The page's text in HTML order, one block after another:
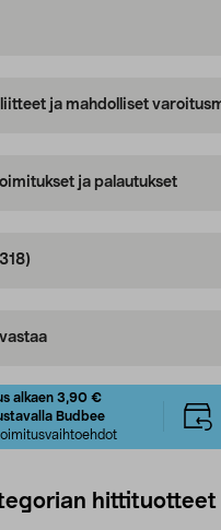
liitteet ja mahdolliset
ja palautukset
alkaen 3,90 €
Budbee
hittituotteet